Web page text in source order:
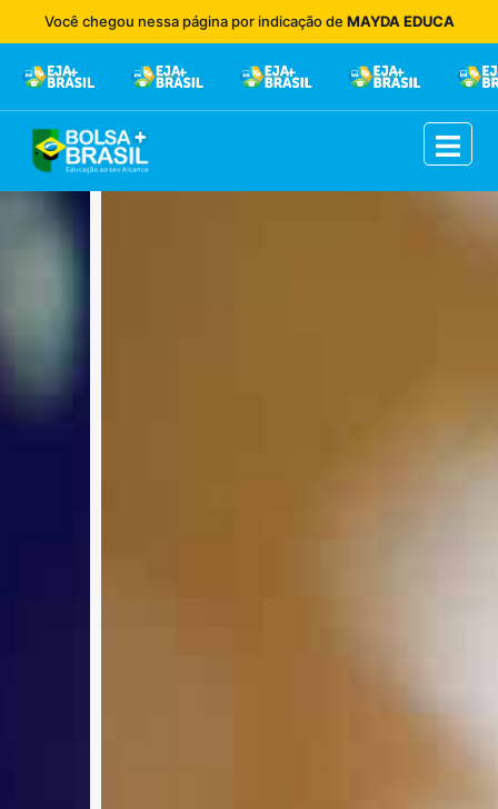
Você chegou nessa página por indicação de MAYDA EDUCA